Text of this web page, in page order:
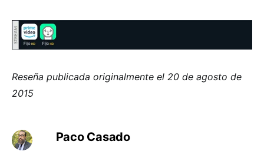
Reseña publicada originalmente el 20 de agosto de
2015
Paco Casado